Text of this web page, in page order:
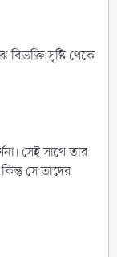
বিভক্তি সৃষ্টি থেকে
সেই সাথে তার
সে তাদের